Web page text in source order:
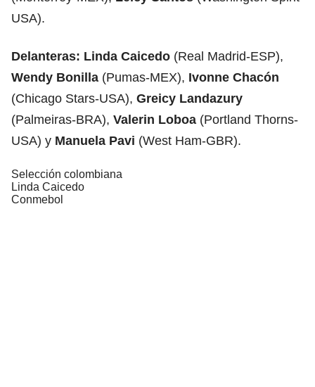
USA).
Delanteras: Linda Caicedo (Real Madrid-ESP),
Wendy Bonilla (Pumas-MEX), Ivonne Chacón
(Chicago Stars-USA), Greicy Landazury
(Palmeiras-BRA), Valerin Loboa (Portland Thorns-
USA) y Manuela Pavi (West Ham-GBR).
Selección colombiana
Linda Caicedo
Conmebol